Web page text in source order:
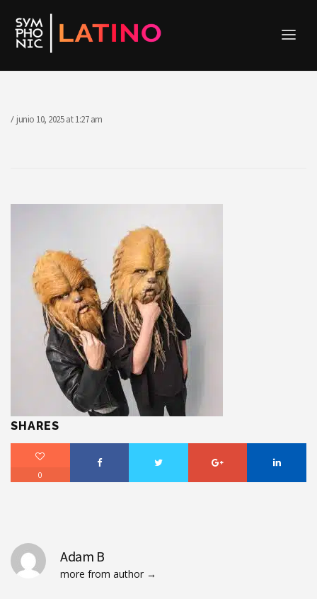
junio 10, 2025 at 1:27 am
SHARES
0
Adam B
more from author